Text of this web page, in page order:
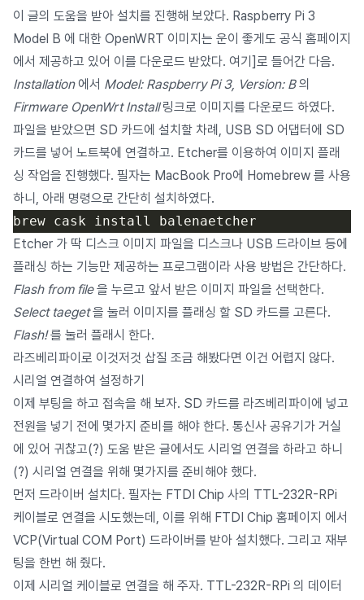
이 글의 도움을 받아 설치를 진행해 보았다. Raspberry Pi 3
Model B 에 대한 OpenWRT 이미지는 운이 좋게도 공식 홈페이지
에서 제공하고 있어 이를 다운로드 받았다. 여기 ]로 들어간 다음.
Installation에서 Model: Raspberry Pi 3, Version: B의
Firmware OpenWrt Install링크로 이미지를 다운로드 하였다.
파일을 받았으면 SD 카드에 설치할 차례, USB SD 어댑터에 SD
카드를 넣어 노트북에 연결하고. Etcher를 이용하여 이미지 플래
싱 작업을 진행했다. 필자는 MacBook Pro에 Homebrew 를 사용
하니, 아래 명령으로 간단히 설치하였다.
Etcher 가 딱 디스크 이미지 파일을 디스크나 USB 드라이브 등에
플래싱 하는 기능만 제공하는 프로그램이라 사용 방법은 간단하다.
Flash from file을 누르고 앞서 받은 이미지 파일을 선택한다.
Select taeget을 눌러 이미지를 플래싱 할 SD 카드를 고른다.
Flash!를 눌러 플래시 한다.
라즈베리파이로 이것저것 삽질 조금 해봤다면 이건 어렵지 않다.
시리얼 연결하여 설정하기
이제 부팅을 하고 접속을 해 보자. SD 카드를 라즈베리파이에 넣고
전원을 넣기 전에 몇가지 준비를 해야 한다. 통신사 공유기가 거실
에 있어 귀찮고(?) 도움 받은 글에서도 시리얼 연결을 하라고 하니
(?) 시리얼 연결을 위해 몇가지를 준비해야 했다.
먼저 드라이버 설치다. 필자는 FTDI Chip 사의 TTL-232R-RPi
케이블로 연결을 시도했는데, 이를 위해 FTDI Chip 홈페이지 에서
VCP(Virtual COM Port) 드라이버를 받아 설치했다. 그리고 재부
팅을 한번 해 줬다.
이제 시리얼 케이블로 연결을 해 주자. TTL-232R-RPi 의 데이터